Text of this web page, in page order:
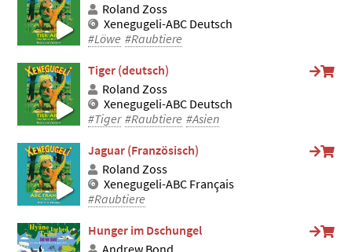
Roland Zoss
Xenegugeli-ABC Deutsch
#Löwe #Raubtiere
Tiger (deutsch)
Roland Zoss
Xenegugeli-ABC Deutsch
#Tiger #Raubtiere #Asien
Jaguar (Französisch)
Roland Zoss
Xenegugeli-ABC Français
#Raubtiere
Hunger im Dschungel
Andrew Bond